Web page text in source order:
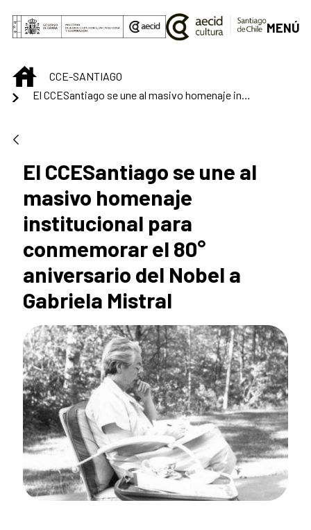
Saltar al contenido principal
MENÚ
INICIOCCE-SANTIAGO
El CCESantiago se une al
masivo homenaje
institucional para
conmemorar el 80°
aniversario del Nobel a
Gabriela Mistral